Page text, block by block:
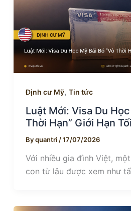
Định cư Mỹ, Tin tức
Luật Mới: Visa Du Học
Thời Hạn” Giới Hạn
Byquantri /17/07/2026
Với nhiều gia đình Việt,
con từ lâu được xem như